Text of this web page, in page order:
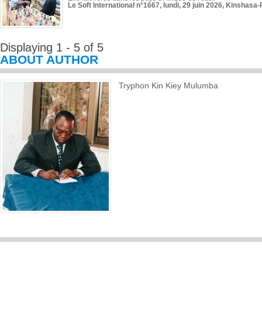
Le Soft International n°1667, lundi, 29 juin 2026,
Displaying 1 - 5 of 5
ABOUT AUTHOR
Tryphon Kin Kiey Mulumba